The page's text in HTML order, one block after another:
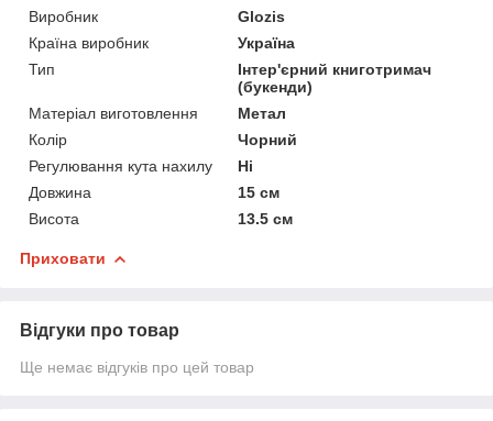
Виробник
Glozis
Країна виробник
Україна
Тип
Інтер'єрний книготримач
(букенди)
Матеріал виготовлення
Метал
Колір
Чорний
Регулювання кута нахилу
Ні
Довжина
15 см
Висота
13.5 см
Приховати
Відгуки про товар
Ще немає відгуків про цей товар